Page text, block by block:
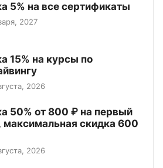
5% на все сертификаты
2027
15% на курсы по
2026
50% от 800 ₽ на первый
максимальная скидка 600
2026